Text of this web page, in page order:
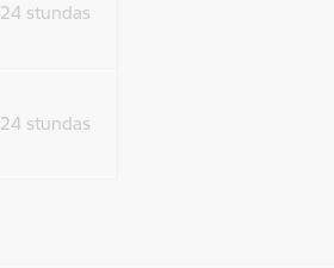
24 stundas
24 stundas